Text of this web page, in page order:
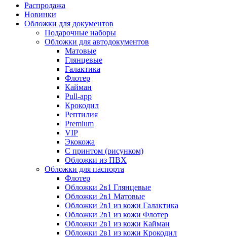
Распродажа
Новинки
Обложки для документов
Подарочные наборы
Обложки для автодокументов
Матовые
Глянцевые
Галактика
Флотер
Кайман
Pull-app
Крокодил
Рептилия
Premium
VIP
Экокожа
С принтом (рисунком)
Обложки из ПВХ
Обложки для паспорта
Флотер
Обложки 2в1 Глянцевые
Обложки 2в1 Матовые
Обложки 2в1 из кожи Галактика
Обложки 2в1 из кожи Флотер
Обложки 2в1 из кожи Кайман
Обложки 2в1 из кожи Крокодил